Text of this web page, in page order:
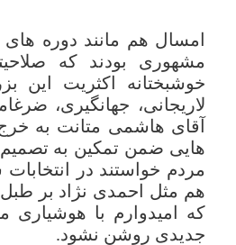
امسال هم مانند دوره
مشهوری بودند که
خوشبختانه اکثریت این
لاریجانی، جهانگیری،
آقای هاشمی متانت به
هایی ضمن تمکین به تصمیم
مردم خواستند در
هم مثل احمدی نژاد بر طبل
که امیدوارم با هوشیاری
جدیدی روشن نشود.